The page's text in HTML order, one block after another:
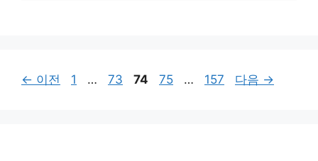
← 이전
페
1 …
페
73
페
74
페
75 …
페
157 다음 →